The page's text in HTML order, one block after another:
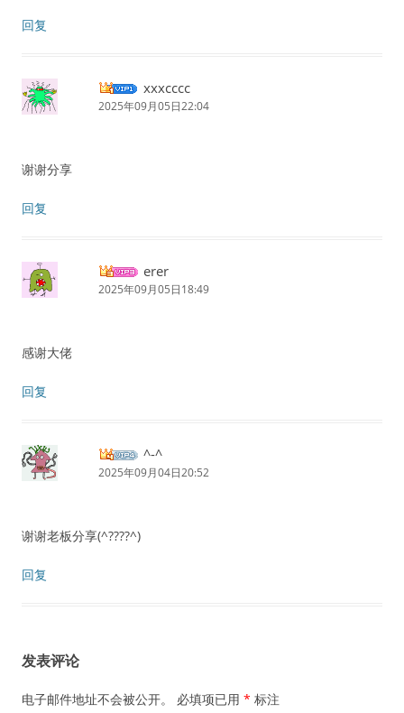
回复
xxxcccc
2025年09月05日22:04
谢谢分享
回复
erer
2025年09月05日18:49
感谢大佬
回复
^-^
2025年09月04日20:52
谢谢老板分享(^????^)
回复
发表评论
电子邮件地址不会被公开。 必填项已用 * 标注